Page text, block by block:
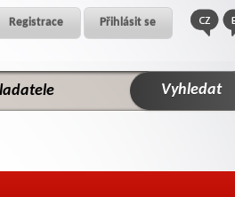
Registrace Přihlásit se